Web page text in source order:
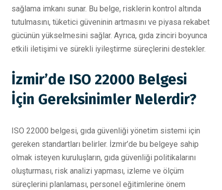
sağlama imkanı sunar. Bu belge, risklerin kontrol altında
tutulmasını, tüketici güveninin artmasını ve piyasa rekabet
gücünün yükselmesini sağlar. Ayrıca, gıda zinciri boyunca
etkili iletişimi ve sürekli iyileştirme süreçlerini destekler.
İzmir’de ISO 22000 Belgesi
İçin Gereksinimler Nelerdir?
ISO 22000 belgesi, gıda güvenliği yönetim sistemi için
gereken standartları belirler. İzmir’de bu belgeye sahip
olmak isteyen kuruluşların, gıda güvenliği politikalarını
oluşturması, risk analizi yapması, izleme ve ölçüm
süreçlerini planlaması, personel eğitimlerine önem